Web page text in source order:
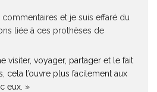
et je suis effaré du
liée à ces prothèses de
visiter, voyager, partager et le fait
cela t’ouvre plus facilement aux
eux. »